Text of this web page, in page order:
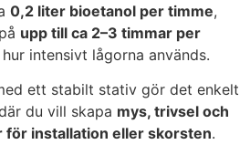
0,2 liter bioetanol per timme,
upp till ca 2–3 timmar per
intensivt lågorna används.
ett stabilt stativ gör det enkelt
du vill skapa mys, trivsel och
för installation eller skorsten.